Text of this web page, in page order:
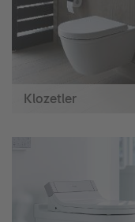
Klozetler